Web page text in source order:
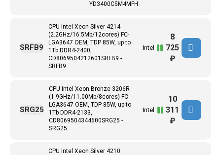
YD3400C5M4MFH
CPU Intel Xeon Silver 4214
(2.2GHz/16.5Mb/12cores) FC-
LGA3647 ОЕМ, TDP 85W, up to
1Tb DDR4-2400,
CD8069504212601SRFB9 -
SRFB9
Intel
SRFB9
8
725
₽
CPU Intel Xeon Bronze 3206R
(1.9GHz/11.00Mb/8cores) FC-
LGA3647 ОЕМ, TDP 85W, up to
1Tb DDR4-2133,
CD8069504344600SRG25 -
SRG25
Intel
SRG25
10
311
₽
CPU Intel Xeon Silver 4210